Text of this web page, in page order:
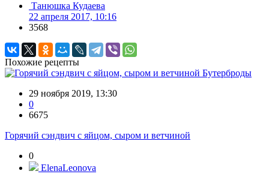
Танюшка Кудаева
22 апреля 2017, 10:16
3568
Похожие рецепты
Бутерброды
29 ноября 2019, 13:30
0
6675
Горячий сэндвич с яйцом, сыром и ветчиной
0
ElenaLeonova